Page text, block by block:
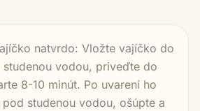
natvrdo: Vložte vajíčko do
studenou vodou, priveďte do
8-10 minút. Po uvarení ho
studenou vodou, ošúpte a